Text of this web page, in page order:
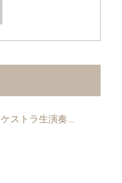
ストラ生演奏...